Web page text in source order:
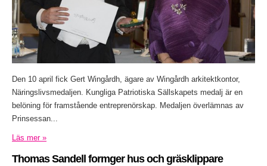
Den 10 april fick Gert Wingårdh, ägare av Wingårdh arkitektkontor,
Näringslivsmedaljen. Kungliga Patriotiska Sällskapets medalj är en
belöning för framstående entreprenörskap. Medaljen överlämnas av
Prinsessan...
Läs mer »
Thomas Sandell formger hus och gräsklippare